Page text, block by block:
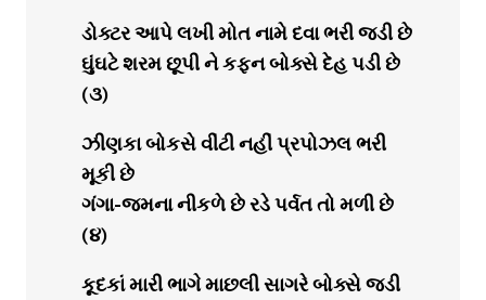
ડોક્ટર આપે લખી મોત નામે દવા ભરી જડી છે
ઘુંઘટે શરમ છૂપી ને કફન બોક્સે દેહ પડી છે
(૩)
ઝીણકા બોકસે વીંટી નહીં પ્રપોઝલ ભરી
મૂકી છે
ગંગા-જમના નીકળે છે રડે પર્વત તો મળી છે
(૪)
કૂદકાં મારી ભાગે માછલી સાગરે બોક્સે જડી